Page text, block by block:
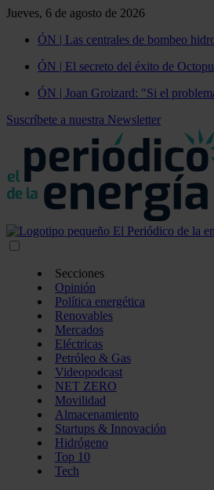
Jueves, 6 de agosto de 2026
ÓN | Las centrales de bombeo
ÓN | El secreto del éxito de
ÓN | Joan Groizard: "Si el
Suscríbete a nuestra Newsletter
Secciones
Opinión
Política energética
Renovables
Mercados
Eléctricas
Petróleo & Gas
Videopodcast
NET ZERO
Movilidad
Almacenamiento
Startups & Innovación
Hidrógeno
Top 10
Tech